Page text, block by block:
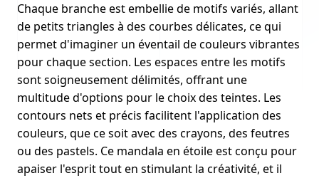
Chaque branche est embellie de motifs variés, allant
de petits triangles à des courbes délicates, ce qui
permet d'imaginer un éventail de couleurs vibrantes
pour chaque section. Les espaces entre les motifs
sont soigneusement délimités, offrant une
multitude d'options pour le choix des teintes. Les
contours nets et précis facilitent l'application des
couleurs, que ce soit avec des crayons, des feutres
ou des pastels. Ce mandala en étoile est conçu pour
apaiser l'esprit tout en stimulant la créativité, et il